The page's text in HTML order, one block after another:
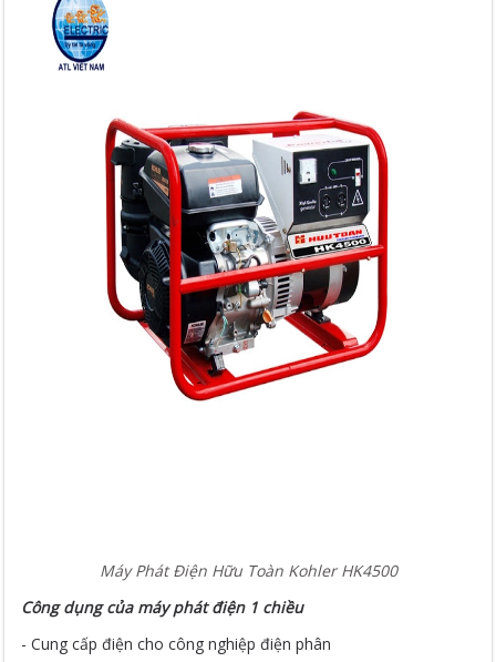
Máy Phát Điện Hữu Toàn Kohler HK4500
Công dụng của máy phát điện 1 chiều
- Cung cấp điện cho công nghiệp điện phân